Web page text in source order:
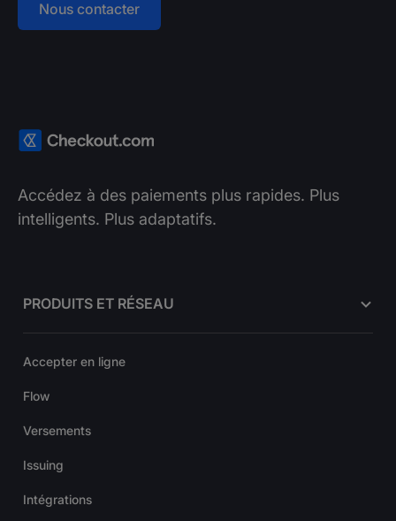
Nous contacter
Accédez à des paiements plus rapides. Plus
intelligents. Plus adaptatifs.
PRODUITS ET RÉSEAU
Accepter en ligne
Flow
Versements
Issuing
Intégrations